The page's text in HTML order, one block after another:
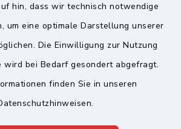
hin, dass wir technisch notwendige
um eine optimale Darstellung unserer
Die Einwilligung zur Nutzung
wird bei Bedarf gesondert abgefragt.
finden Sie in unseren
Sicherer Kontakt
Datenschutz